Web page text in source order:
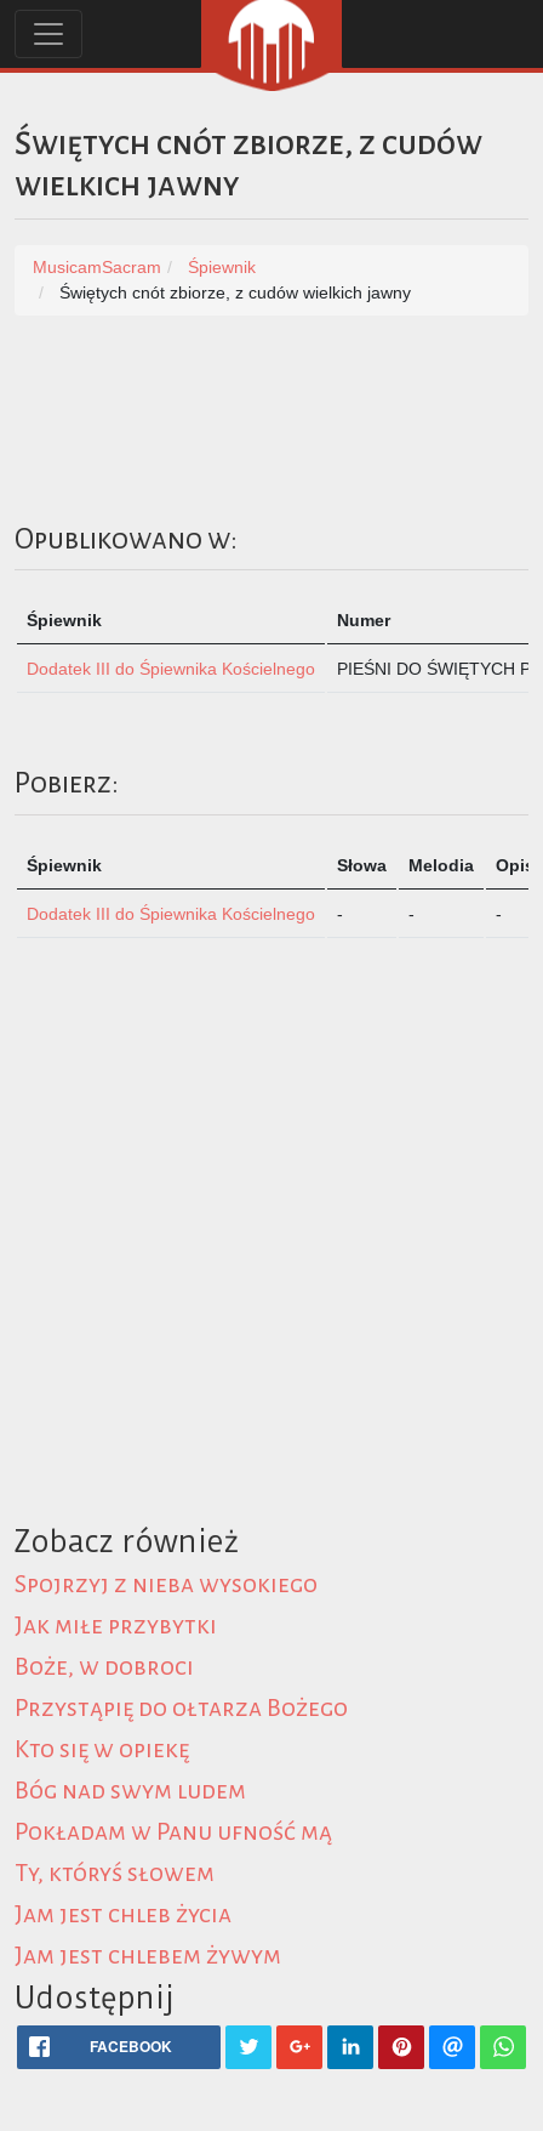
Świętych cnót zbiorze, z cudów
wielkich jawny
MusicamSacram
Śpiewnik
Świętych cnót zbiorze, z cudów wielkich jawny
Opublikowano w:
Śpiewnik Numer
Dodatek III do Śpiewnika Kościelnego PIEŚNI DO ŚWIĘTYCH
Pobierz:
Śpiewnik Słowa Melodia Opis
Dodatek III do Śpiewnika Kościelnego - - -
Zobacz również
Spojrzyj z nieba wysokiego
Jak miłe przybytki
Boże, w dobroci
Przystąpię do ołtarza Bożego
Kto się w opiekę
Bóg nad swym ludem
Pokładam w Panu ufność mą
Ty, któryś słowem
Jam jest chleb życia
Jam jest chlebem żywym
Udostępnij
FACEBOOK